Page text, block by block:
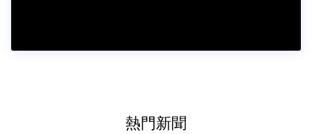
熱門新聞